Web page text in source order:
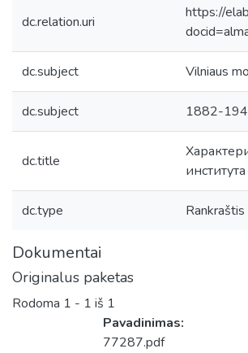
dc.relation.uri
https://
dc.subject Vilniaus
dc.subject
dc.title
dc.type Rankraštis
Dokumentai
Originalus paketas
Rodoma 1 - 1 iš 1
Pavadinimas:
77287.pdf